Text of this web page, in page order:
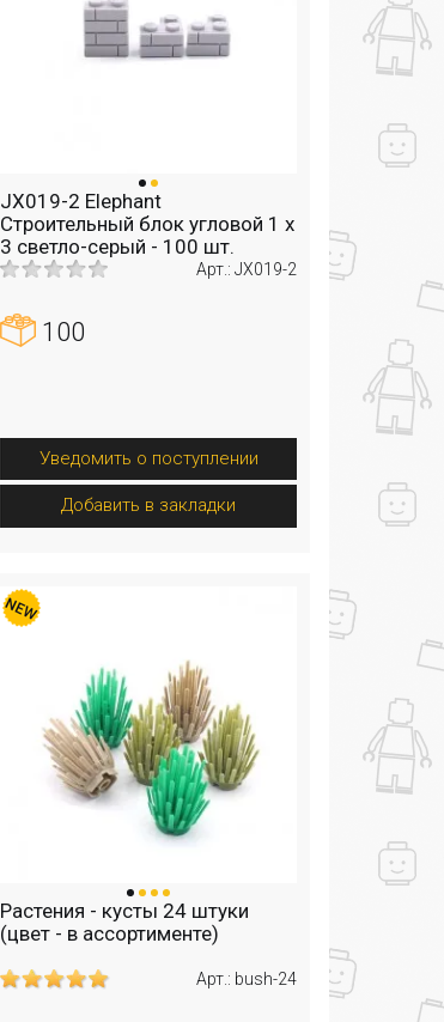
JX019-2 Elephant
Строительный блок угловой 1 х
3 светло-серый - 100 шт.
Арт.: JX019-2
100
Уведомить о поступлении
Добавить в закладки
Растения - кусты 24 штуки
(цвет - в ассортименте)
Арт.: bush-24